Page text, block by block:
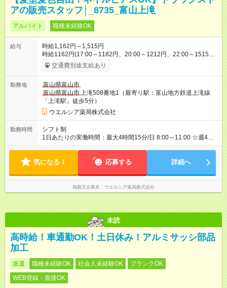
アの販売スタッフ│_8735_富山上滝
アルバイト 職種未経験OK
給与
時給1,162円～1,515円
時給1162円(17:00～1182円、20:00～1212円、22:00～1515円)
※深夜割増含む ※高校卒業以上 昇格に応じて＋20～200円昇給
あり （大学生は＋20円まで） ※高校生は対象外 試用期間あり：
間】試用期間あり 試用期間の長さ：3ヶ月 雇用形態、給与は本
採用時と同じです。
交通費別途支給あり
勤務地
富山県富山市
富山県富山市上滝508番地1（最寄り駅：富山地方鉄道上滝線
「上滝駅」徒歩5分）
ウエルシア薬局株式会社
勤務時間
シフト制
1日あたりの実働時間：最大4時間15分/日 8:00～11:00 ☆週4日
の勤務 9:00～13:00 ☆週3日の勤務 18:00～22:15 ☆週3日の勤務
気になる！ 応募する 詳細へ
掲載元企業名 ウエルシア薬局株式会社
未読
高時給！車通勤OK！土日休み！アルミサッシ部品
加工
派遣 職種未経験OK 社会人未経験OK
ブランクOK
WEB登録・面接OK